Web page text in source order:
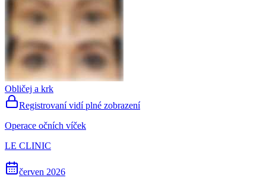
Obličej a krk
Registrovaní vidí plné zobrazení
Operace očních víček
LE CLINIC
červen 2026